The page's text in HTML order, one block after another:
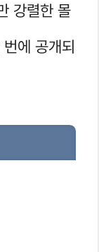
강렬한 몰
에 공개되